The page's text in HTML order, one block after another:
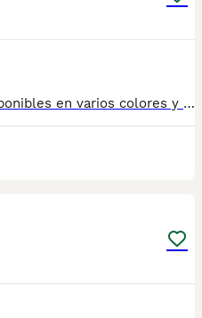
Camadas de Scotish Fold disponibles en varios colores y tonalidades. Machos y hembras. Criadores responsables y familiares. Se entregan a partir de 2 meses de edad y sus vacunas correspondientes, desparasitados. Todos los cachorros son descendientes de las mejores líneas nacionales. Se entregan en toda España con transporte de alta calidad preparado para animales, van en vehículo climatizado con chófer particular a cargo del comprador. Si tienes dudas o consultas sobre la raza, podemos resolver tus dudas por whats app ;) Abogamos por una cría nacional (no en países del este) en un ambiente familiar con personas con vocación en una cría ética y responsable, y que por encima de todo, aman a los animales Teléfono / Whats app: 641 92 23 90